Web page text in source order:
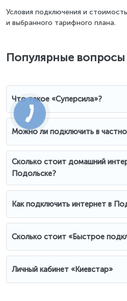
Условия подключения и
и выбранного тарифного плана.
Популярные вопросы
Что такое «Суперсила»?
Можно ли подключить в
Сколько стоит домашний
Подольске?
Как подключить интернет в
Сколько стоит «Быстрое
Личный кабинет «Киевстар»